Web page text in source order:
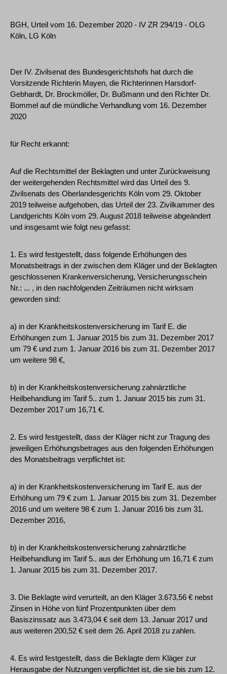
BGH, Urteil vom 16. Dezember 2020 - IV ZR 294/19 - OLG
Köln, LG Köln
Der IV. Zivilsenat des Bundesgerichtshofs hat durch die
Vorsitzende Richterin Mayen, die Richterinnen Harsdorf-
Gebhardt, Dr. Brockmöller, Dr. Bußmann und den Richter Dr.
Bommel auf die mündliche Verhandlung vom 16. Dezember
2020
für Recht erkannt:
Auf die Rechtsmittel der Beklagten und unter Zurückweisung
der weitergehenden Rechtsmittel wird das Urteil des 9.
Zivilsenats des Oberlandesgerichts Köln vom 29. Oktober
2019 teilweise aufgehoben, das Urteil der 23. Zivilkammer des
Landgerichts Köln vom 29. August 2018 teilweise abgeändert
und insgesamt wie folgt neu gefasst:
1. Es wird festgestellt, dass folgende Erhöhungen des
Monatsbeitrags in der zwischen dem Kläger und der Beklagten
geschlossenen Krankenversicherung, Versicherungsschein
Nr.: ... , in den nachfolgenden Zeiträumen nicht wirksam
geworden sind:
a) in der Krankheitskostenversicherung im Tarif E. die
Erhöhungen zum 1. Januar 2015 bis zum 31. Dezember 2017
um 79 € und zum 1. Januar 2016 bis zum 31. Dezember 2017
um weitere 98 €,
b) in der Krankheitskostenversicherung zahnärztliche
Heilbehandlung im Tarif 5.. zum 1. Januar 2015 bis zum 31.
Dezember 2017 um 16,71 €.
2. Es wird festgestellt, dass der Kläger nicht zur Tragung des
jeweiligen Erhöhungsbetrages aus den folgenden Erhöhungen
des Monatsbeitrags verpflichtet ist:
a) in der Krankheitskostenversicherung im Tarif E. aus der
Erhöhung um 79 € zum 1. Januar 2015 bis zum 31. Dezember
2016 und um weitere 98 € zum 1. Januar 2016 bis zum 31.
Dezember 2016,
b) in der Krankheitskostenversicherung zahnärztliche
Heilbehandlung im Tarif 5.. aus der Erhöhung um 16,71 € zum
1. Januar 2015 bis zum 31. Dezember 2017.
3. Die Beklagte wird verurteilt, an den Kläger 3.673,56 € nebst
Zinsen in Höhe von fünf Prozentpunkten über dem
Basiszinssatz aus 3.473,04 € seit dem 13. Januar 2017 und
aus weiteren 200,52 € seit dem 26. April 2018 zu zahlen.
4. Es wird festgestellt, dass die Beklagte dem Kläger zur
Herausgabe der Nutzungen verpflichtet ist, die sie bis zum 12.